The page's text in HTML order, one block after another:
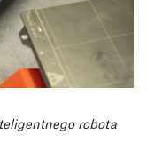
robota